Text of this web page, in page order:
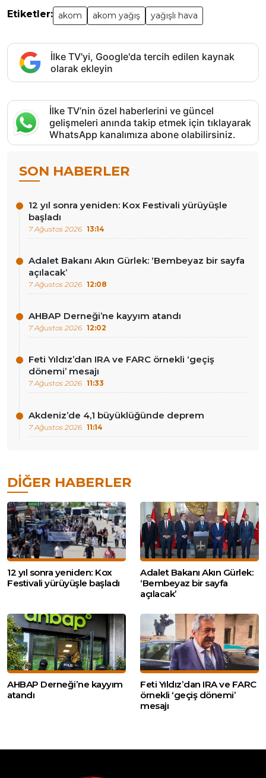
Etiketler: akom akom yağış yağışlı hava
İlke TV'yi, Google'da tercih edilen kaynak
olarak ekleyin
İlke TV’nin özel haberlerini ve güncel
gelişmeleri anında takip etmek için tıklayarak
WhatsApp kanalımıza abone olabilirsiniz.
SON HABERLER
12 yıl sonra yeniden: Kox Festivali yürüyüşle
başladı
7 Ağustos 2026 13:14
Adalet Bakanı Akın Gürlek: ‘Bembeyaz bir sayfa
açılacak’
7 Ağustos 2026 12:08
AHBAP Derneği’ne kayyım atandı
7 Ağustos 2026 12:02
Feti Yıldız’dan IRA ve FARC örnekli ‘geçiş
dönemi’ mesajı
7 Ağustos 2026 11:33
Akdeniz’de 4,1 büyüklüğünde deprem
7 Ağustos 2026 11:14
DIĞER HABERLER
12 yıl sonra yeniden: Kox
Festivali yürüyüşle başladı
Adalet Bakanı Akın Gürlek:
‘Bembeyaz bir sayfa
açılacak’
AHBAP Derneği’ne kayyım
atandı
Feti Yıldız’dan IRA ve FARC
örnekli ‘geçiş dönemi’
mesajı